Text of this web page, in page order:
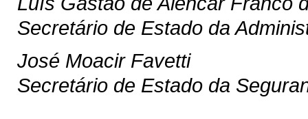
Secretário de Estado da
José Moacir Favetti
Secretário de Estado da